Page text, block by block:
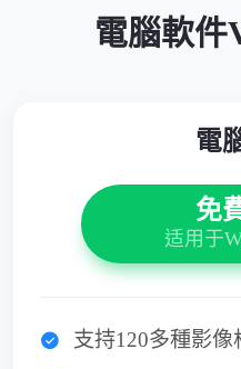
電腦軟件
電
免
适用于
支持120多種影像